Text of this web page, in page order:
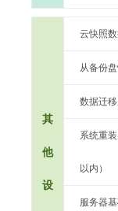
其
他
设
云快照
从备份
数据迁
系统重
以内）
服务器